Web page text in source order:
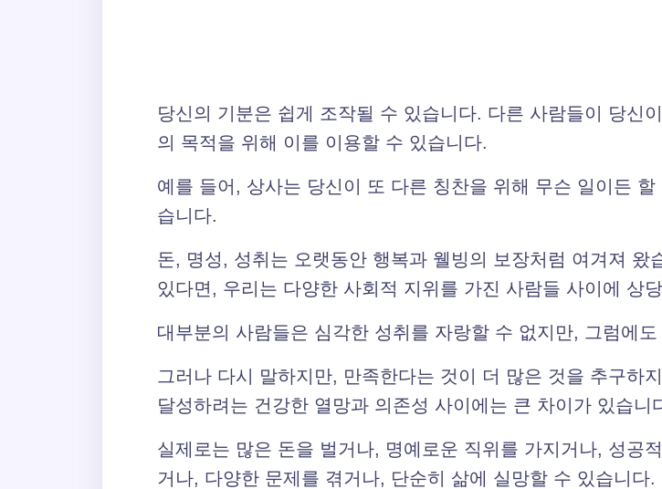
당신의 기분은 쉽게 조작될 수 있습니다. 다른 사람들이 당신
의 목적을 위해 이를 이용할 수 있습니다.
예를 들어, 상사는 당신이 또 다른 칭찬을 위해 무슨 일이든
습니다.
돈, 명성, 성취는 오랫동안 행복과 웰빙의 보장처럼 여겨져 왔
있다면, 우리는 다양한 사회적 지위를 가진 사람들 사이에 상
대부분의 사람들은 심각한 성취를 자랑할 수 없지만, 그럼에
그러나 다시 말하지만, 만족한다는 것이 더 많은 것을 추구하
달성하려는 건강한 열망과 의존성 사이에는 큰 차이가 있습니
실제로는 많은 돈을 벌거나, 명예로운 직위를 가지거나, 성공
거나, 다양한 문제를 겪거나, 단순히 삶에 실망할 수 있습니다.